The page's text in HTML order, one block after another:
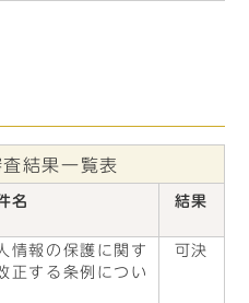
結果一覧表
名 結果
情報の保護に関す
正する条例につい
可決